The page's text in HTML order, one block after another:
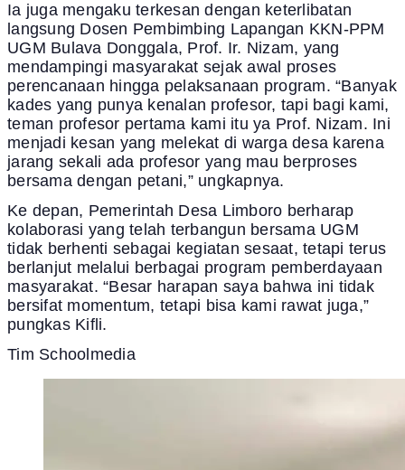
Ia juga mengaku terkesan dengan keterlibatan
langsung Dosen Pembimbing Lapangan KKN-PPM
UGM Bulava Donggala, Prof. Ir. Nizam, yang
mendampingi masyarakat sejak awal proses
perencanaan hingga pelaksanaan program. “Banyak
kades yang punya kenalan profesor, tapi bagi kami,
teman profesor pertama kami itu ya Prof. Nizam. Ini
menjadi kesan yang melekat di warga desa karena
jarang sekali ada profesor yang mau berproses
bersama dengan petani,” ungkapnya.
Ke depan, Pemerintah Desa Limboro berharap
kolaborasi yang telah terbangun bersama UGM
tidak berhenti sebagai kegiatan sesaat, tetapi terus
berlanjut melalui berbagai program pemberdayaan
masyarakat. “Besar harapan saya bahwa ini tidak
bersifat momentum, tetapi bisa kami rawat juga,”
pungkas Kifli.
Tim Schoolmedia